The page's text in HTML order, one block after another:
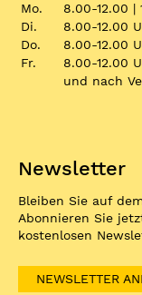
Mo.
8.00-12.00 |
Di.
8.00-12.00
Do.
8.00-12.00
Fr.
8.00-12.00
und nach
Newsletter
Bleiben Sie auf
Abonnieren Sie
kostenlosen
NEWSLETTER